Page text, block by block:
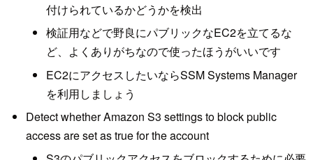
付けられているかどうかを検出
検証用などで野良にパブリックなEC2を立てるな
ど、よくありがちなので使ったほうがいいです
EC2にアクセスしたいならSSM Systems Manager
を利用しましょう
Detect whether Amazon S3 settings to block public
access are set as true for the account